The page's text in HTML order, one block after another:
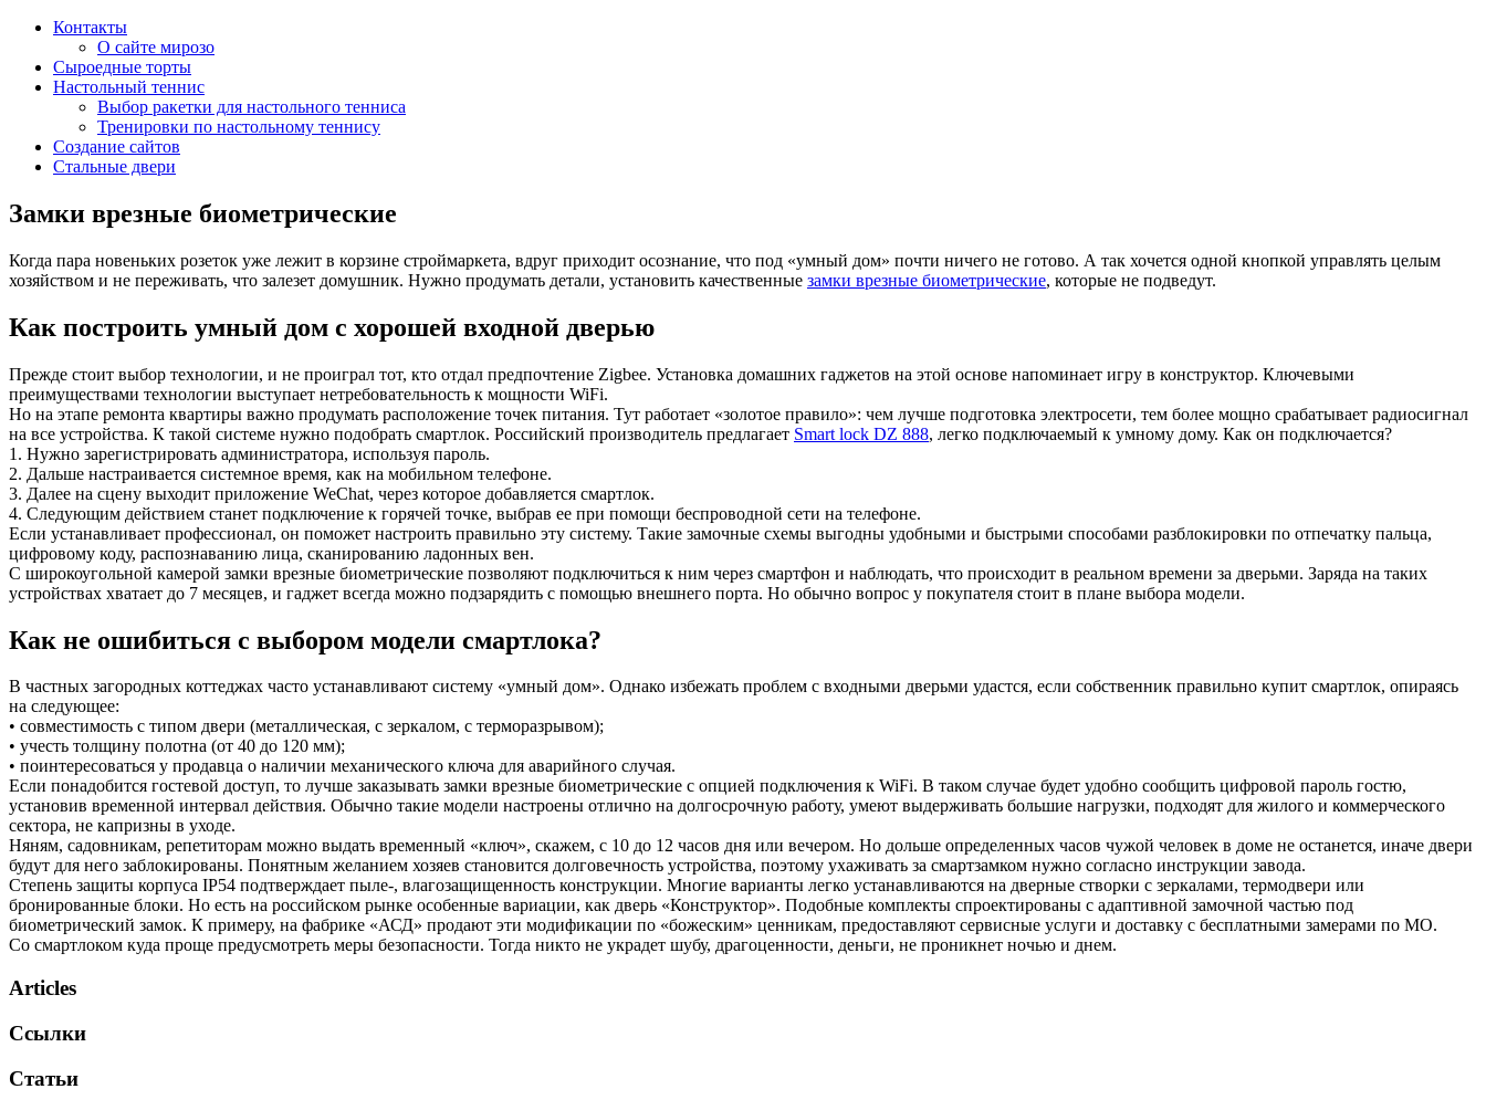
Контакты
О сайте мирозо
Сыроедные торты
Настольный теннис
Выбор ракетки для настольного тенниса
Тренировки по настольному теннису
Создание сайтов
Стальные двери
Замки врезные биометрические
Когда пара новеньких розеток уже лежит в корзине строймаркета, вдруг приходит осознание, что под «умный дом» почти ничего не готово. А так хочется одной кнопкой управлять целым
хозяйством и не переживать, что залезет домушник. Нужно продумать детали, установить качественные замки врезные биометрические, которые не подведут.
Как построить умный дом с хорошей входной дверью
Прежде стоит выбор технологии, и не проиграл тот, кто отдал предпочтение Zigbee. Установка домашних гаджетов на этой основе напоминает игру в конструктор. Ключевыми
преимуществами технологии выступает нетребовательность к мощности WiFi.
Но на этапе ремонта квартиры важно продумать расположение точек питания. Тут работает «золотое правило»: чем лучше подготовка электросети, тем более мощно срабатывает радиосигнал
на все устройства. К такой системе нужно подобрать смартлок. Российский производитель предлагает Smart lock DZ 888, легко подключаемый к умному дому. Как он подключается?
1. Нужно зарегистрировать администратора, используя пароль.
2. Дальше настраивается системное время, как на мобильном телефоне.
3. Далее на сцену выходит приложение WeChat, через которое добавляется смартлок.
4. Следующим действием станет подключение к горячей точке, выбрав ее при помощи беспроводной сети на телефоне.
Если устанавливает профессионал, он поможет настроить правильно эту систему. Такие замочные схемы выгодны удобными и быстрыми способами разблокировки по отпечатку пальца,
цифровому коду, распознаванию лица, сканированию ладонных вен.
С широкоугольной камерой замки врезные биометрические позволяют подключиться к ним через смартфон и наблюдать, что происходит в реальном времени за дверьми. Заряда на таких
устройствах хватает до 7 месяцев, и гаджет всегда можно подзарядить с помощью внешнего порта. Но обычно вопрос у покупателя стоит в плане выбора модели.
Как не ошибиться с выбором модели смартлока?
В частных загородных коттеджах часто устанавливают систему «умный дом». Однако избежать проблем с входными дверьми удастся, если собственник правильно купит смартлок, опираясь
на следующее:
• совместимость с типом двери (металлическая, с зеркалом, с терморазрывом);
• учесть толщину полотна (от 40 до 120 мм);
• поинтересоваться у продавца о наличии механического ключа для аварийного случая.
Если понадобится гостевой доступ, то лучше заказывать замки врезные биометрические с опцией подключения к WiFi. В таком случае будет удобно сообщить цифровой пароль гостю,
установив временной интервал действия. Обычно такие модели настроены отлично на долгосрочную работу, умеют выдерживать большие нагрузки, подходят для жилого и коммерческого
сектора, не капризны в уходе.
Няням, садовникам, репетиторам можно выдать временный «ключ», скажем, с 10 до 12 часов дня или вечером. Но дольше определенных часов чужой человек в доме не останется, иначе двери
будут для него заблокированы. Понятным желанием хозяев становится долговечность устройства, поэтому ухаживать за смартзамком нужно согласно инструкции завода.
Степень защиты корпуса IP54 подтверждает пыле-, влагозащищенность конструкции. Многие варианты легко устанавливаются на дверные створки с зеркалами, термодвери или
бронированные блоки. Но есть на российском рынке особенные вариации, как дверь «Конструктор». Подобные комплекты спроектированы с адаптивной замочной частью под
биометрический замок. К примеру, на фабрике «АСД» продают эти модификации по «божеским» ценникам, предоставляют сервисные услуги и доставку с бесплатными замерами по МО.
Со смартлоком куда проще предусмотреть меры безопасности. Тогда никто не украдет шубу, драгоценности, деньги, не проникнет ночью и днем.
Articles
Ссылки
Статьи